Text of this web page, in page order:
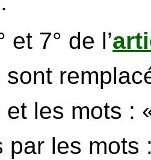
et 7° de l’
sont
et les mots :
par les mots